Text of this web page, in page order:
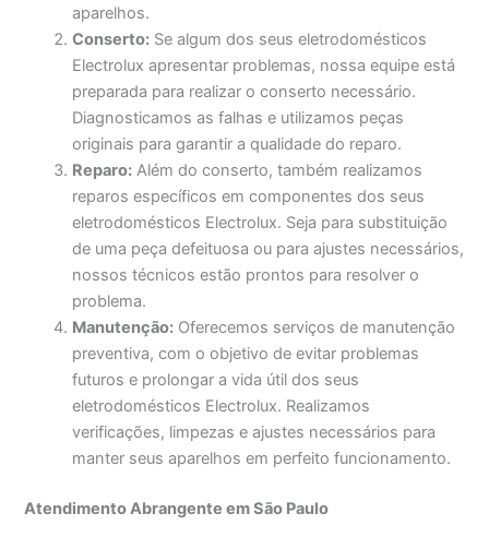
aparelhos.
Conserto: Se algum dos seus eletrodomésticos
Electrolux apresentar problemas, nossa equipe está
preparada para realizar o conserto necessário.
Diagnosticamos as falhas e utilizamos peças
originais para garantir a qualidade do reparo.
Reparo: Além do conserto, também realizamos
reparos específicos em componentes dos seus
eletrodomésticos Electrolux. Seja para substituição
de uma peça defeituosa ou para ajustes necessários,
nossos técnicos estão prontos para resolver o
problema.
Manutenção: Oferecemos serviços de manutenção
preventiva, com o objetivo de evitar problemas
futuros e prolongar a vida útil dos seus
eletrodomésticos Electrolux. Realizamos
verificações, limpezas e ajustes necessários para
manter seus aparelhos em perfeito funcionamento.
Atendimento Abrangente em São Paulo